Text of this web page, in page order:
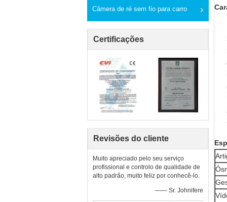
Câmera de ré sem fio para carro
Certificações
Revisões do cliente
Muito apreciado pelo seu serviço
profissional e controlo de qualidade de
alto padrão, muito feliz por conhecê-lo.
—— Sr. Johnifere